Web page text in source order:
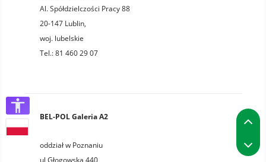
Al. Spółdzielczości Pracy 88
20-147 Lublin,
woj. lubelskie
Tel.:81 460 29 07
BEL-POL Galeria A2
oddział w Poznaniu
ul Głogowska 440